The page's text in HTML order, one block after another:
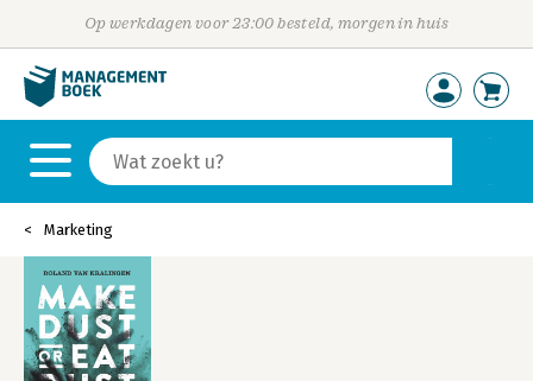
Op werkdagen voor 23:00 besteld, morgen in huis
Marketing